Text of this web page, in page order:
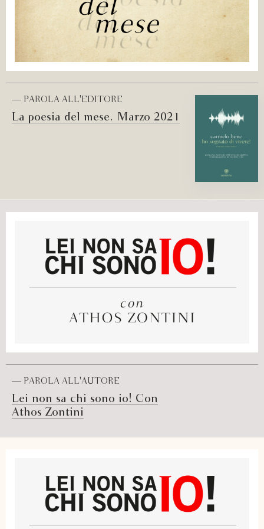
— PAROLA ALL'EDITORE
La poesia del mese. Marzo 2021
— PAROLA ALL'AUTORE
Lei non sa chi sono io! Con
Athos Zontini